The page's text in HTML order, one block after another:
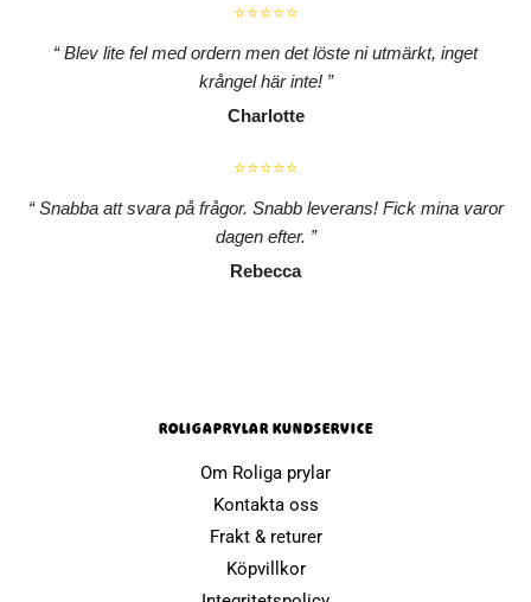
⭐⭐⭐⭐⭐
Blev lite fel med ordern men det löste ni utmärkt, inget
krångel här inte!
Charlotte
⭐⭐⭐⭐⭐
Snabba att svara på frågor. Snabb leverans! Fick mina varor
dagen efter.
Rebecca
ROLIGAPRYLAR KUNDSERVICE
Om Roliga prylar
Kontakta oss
Frakt & returer
Köpvillkor